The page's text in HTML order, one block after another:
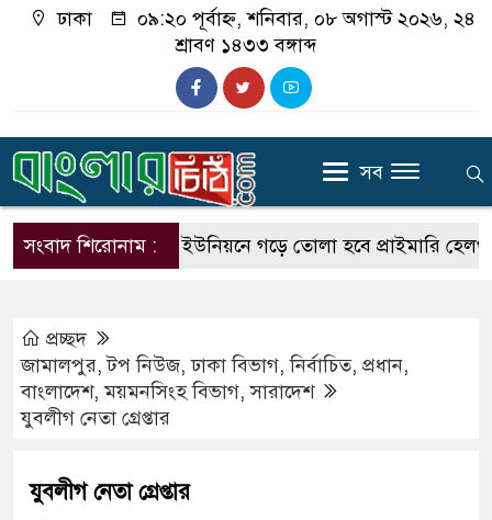
ঢাকা
০৯:২০ পূর্বাহ্ন, শনিবার, ০৮ অগাস্ট ২০২৬, ২৪
শ্রাবণ ১৪৩৩ বঙ্গাব্দ
সব
সংবাদ শিরোনাম :প্রতি ইউনিয়নে গড়ে তোলা হবে প্রাইমারি হেলথ
প্রচ্ছদ
জামালপুর,টপ নিউজ,ঢাকা বিভাগ,নির্বাচিত, প্রধান,
বাংলাদেশ,ময়মনসিংহ বিভাগ,সারাদেশ
যুবলীগ নেতা গ্রেপ্তার
যুবলীগ নেতা গ্রেপ্তার